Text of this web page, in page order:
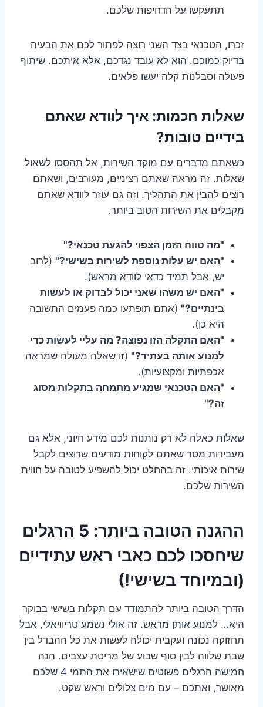
תתעקשו על הדחיפות שלכם.
זכרו, הטכנאי בצד השני רוצה לפתור לכם את הבעיה
בדיוק כמוכם. הוא לא עובד נגדכם, אלא איתכם. שיתוף
פעולה וסבלנות קלה יעשו פלאים.
שאלות חכמות: איך לוודא שאתם
בידיים טובות?
כשאתם מדברים עם מוקד השירות, אל תהססו לשאול
שאלות. זה מראה שאתם רציניים, מעורבים, ושאתם
רוצים להבין את התהליך. וזה גם עוזר לוודא שאתם
מקבלים את השירות הטוב ביותר.
"מה טווח הזמן הצפוי להגעת טכנאי?"
"האם יש עלות נוספת לשירות בשישי?" (לרוב
יש, אבל תמיד כדאי לוודא מראש).
"האם יש משהו שאני יכול לבדוק או לעשות
בינתיים?" (אתם תופתעו כמה פעמים התשובה
היא כן).
"האם התקלה הזו נפוצה? מה עליי לעשות כדי
למנוע אותה בעתיד?" (זו שאלה מעולה שמראה
אכפתיות ומקצועיות).
"האם הטכנאי שמגיע מתמחה בתקלות מסוג
זה?"
שאלות כאלה לא רק נותנות לכם מידע חיוני, אלא גם
מעבירות מסר שאתם לקוחות מודעים שרוצים לקבל
שירות איכותי. זה בהחלט יכול להשפיע לטובה על חווית
השירות שלכם.
ההגנה הטובה ביותר: 5 הרגלים
שיחסכו לכם כאבי ראש עתידיים
(ובמיוחד בשישי!)
הדרך הטובה ביותר להתמודד עם תקלות בשישי בבוקר
היא… למנוע אותן מראש. זה אולי נשמע טריוויאלי, אבל
תחזוקה נכונה ועקבית יכולה לעשות את כל ההבדל בין
שבת שלווה לבין סוף שבוע של מריטת עצבים. הנה
חמישה הרגלים פשוטים שישאירו את התמי 4 שלכם
מאושר, ואתכם – עם מים צלולים וראש שקט.